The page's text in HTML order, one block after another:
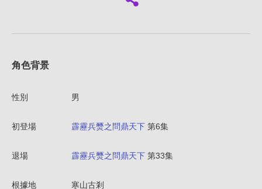
角色背景
性別 男
初登場 霹靂兵燹之問鼎天下 第6集
退場 霹靂兵燹之問鼎天下 第33集
根據地 寒山古剎